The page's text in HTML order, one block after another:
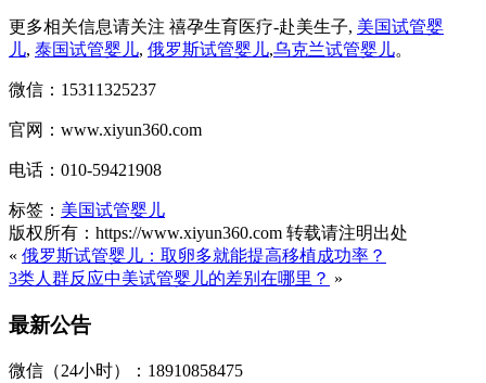
更多相关信息请关注 禧孕生育医疗-赴美生子, 美国试管婴
儿, 泰国试管婴儿, 俄罗斯试管婴儿,乌克兰试管婴儿。
微信：15311325237
官网：www.xiyun360.com
电话：010-59421908
标签： 美国试管婴儿
版权所有：https://www.xiyun360.com 转载请注明出处
« 俄罗斯试管婴儿：取卵多就能提高移植成功率？
3类人群反应中美试管婴儿的差别在哪里？ »
最新公告
微信（24小时）：18910858475